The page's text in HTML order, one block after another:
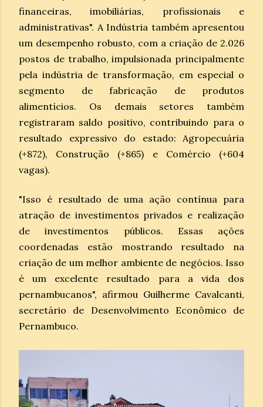
financeiras, imobiliárias, profissionais e
administrativas". A Indústria também apresentou
um desempenho robusto, com a criação de 2.026
postos de trabalho, impulsionada principalmente
pela indústria de transformação, em especial o
segmento de fabricação de produtos
alimentícios. Os demais setores também
registraram saldo positivo, contribuindo para o
resultado expressivo do estado: Agropecuária
(+872), Construção (+865) e Comércio (+604
vagas).
"Isso é resultado de uma ação contínua para
atração de investimentos privados e realização
de investimentos públicos. Essas ações
coordenadas estão mostrando resultado na
criação de um melhor ambiente de negócios. Isso
é um excelente resultado para a vida dos
pernambucanos", afirmou Guilherme Cavalcanti,
secretário de Desenvolvimento Econômico de
Pernambuco.